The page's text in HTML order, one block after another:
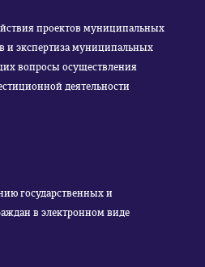
проектов муниципальных
и экспертиза муниципальных
вопросы осуществления
деятельности
государственных и
в электронном виде